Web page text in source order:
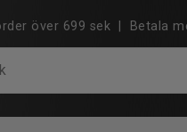
över 699 sek | Betala